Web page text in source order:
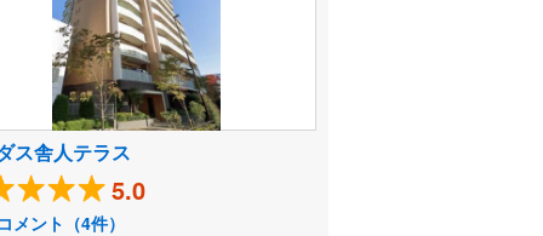
ス舎人テラス
5.0
メント（4件）